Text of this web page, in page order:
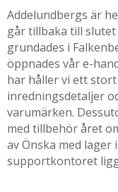
Addelundbergs är
går tillbaka till
grundades i
öppnades vår e-
har håller vi ett
inredningsdetaljer
varumärken.
med tillbehör året
av Önska med lager
supportkontoret